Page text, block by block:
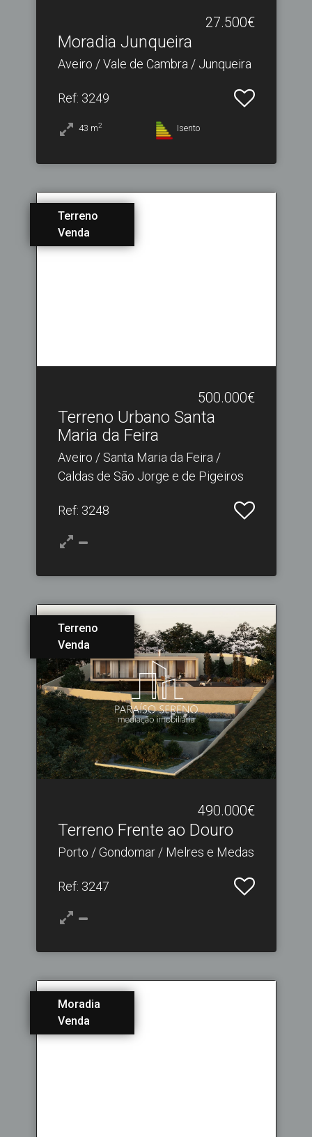
27.500€
Moradia Junqueira
Aveiro / Vale de Cambra / Junqueira
Ref: 3249
43 m2 Isento
Terreno
Venda
500.000€
Terreno Urbano Santa
Maria da Feira
Aveiro / Santa Maria da Feira /
Caldas de São Jorge e de Pigeiros
Ref: 3248
Terreno
Venda
490.000€
Terreno Frente ao Douro
Porto / Gondomar / Melres e Medas
Ref: 3247
Moradia
Venda